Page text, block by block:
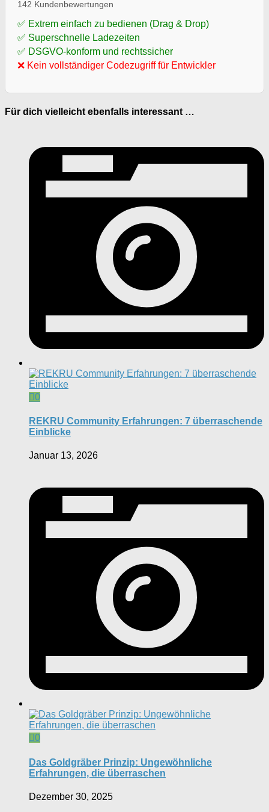
142 Kundenbewertungen
✅ Extrem einfach zu bedienen (Drag & Drop)
✅ Superschnelle Ladezeiten
✅ DSGVO-konform und rechtssicher
❌ Kein vollständiger Codezugriff für Entwickler
Für dich vielleicht ebenfalls interessant …
0
REKRU Community Erfahrungen: 7 überraschende
Einblicke
Januar 13, 2026
0
Das Goldgräber Prinzip: Ungewöhnliche
Erfahrungen, die überraschen
Dezember 30, 2025